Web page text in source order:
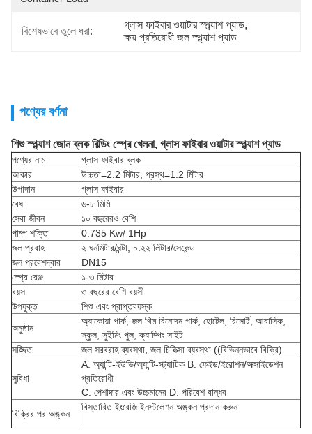
বিশেষভাবে তুলে ধরা:
গ্লাস ফাইবার ওয়াটার স্প্ল্যাশ প্যাড,
ক্ষয় প্রতিরোধী জল স্প্ল্যাশ প্যাড
পণ্যের বর্ণনা
শিশু স্প্ল্যাশ জোন ব্লক বিল্ডিং স্প্রে খেলনা, গ্লাস ফাইবার ওয়াটার স্প্ল্যাশ প্যাড
পণ্যের নাম
গ্লাস ফাইবার ব্লক
আকার
উচ্চতা=2.2 মিটার, প্রস্থ=1.2 মিটার
উপাদান
গ্লাস ফাইবার
বেধ
৬-৮ মিমি
সেবা জীবন
১০ বছরেরও বেশি
পাম্প শক্তি
0.735 Kw/ 1Hp
জল প্রবাহ
২ ঘনমিটার/ঘন্টা, ০.২২ লিটার/সেকেন্ড
জল প্রবেশদ্বার
DN15
স্প্রে রেঞ্জ
১-৩ মিটার
বয়স
৩ বছরের বেশি বয়সী
উপযুক্ত
শিশু এবং প্রাপ্তবয়স্ক
অনুষ্ঠান
অ্যাকোয়া পার্ক, জল থিম বিনোদন পার্ক, হোটেল, রিসোর্ট, আবাসিক,
স্কুল, সুইমিং পুল, ক্যাম্পিং সাইট
সজ্জিত
জল সরবরাহ ব্যবস্থা, জল চিকিত্সা ব্যবস্থা ((বিভিন্নভাবে বিক্রি)
সুবিধা
A. অ্যান্টি-ইউভি/অ্যান্টি-স্ট্যাটিক B. ফেইড/ইরোশন/অক্সাইডেশন
প্রতিরোধী
C. পেশাদার এবং উচ্চমানের D. পরিবেশ বান্ধব
বিক্রির পর অঙ্কন
বিস্তারিত ইংরেজি ইনস্টলেশন অঙ্কন প্রদান করুন